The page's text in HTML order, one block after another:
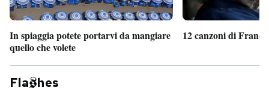
In spiaggia potete portarvi da mangiare
quello che volete
12 canzoni di
Fla hes